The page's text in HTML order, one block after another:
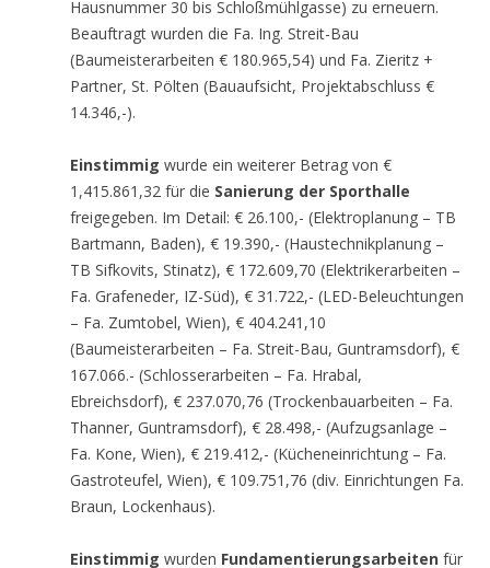
Hausnummer 30 bis Schloßmühlgasse) zu erneuern.
Beauftragt wurden die Fa. Ing. Streit-Bau
(Baumeisterarbeiten € 180.965,54) und Fa. Zieritz +
Partner, St. Pölten (Bauaufsicht, Projektabschluss €
14.346,-).
Einstimmig wurde ein weiterer Betrag von €
1,415.861,32 für die Sanierung der Sporthalle
freigegeben. Im Detail: € 26.100,- (Elektroplanung – TB
Bartmann, Baden), € 19.390,- (Haustechnikplanung –
TB Sifkovits, Stinatz), € 172.609,70 (Elektrikerarbeiten –
Fa. Grafeneder, IZ-Süd), € 31.722,- (LED-Beleuchtungen
– Fa. Zumtobel, Wien), € 404.241,10
(Baumeisterarbeiten – Fa. Streit-Bau, Guntramsdorf), €
167.066.- (Schlosserarbeiten – Fa. Hrabal,
Ebreichsdorf), € 237.070,76 (Trockenbauarbeiten – Fa.
Thanner, Guntramsdorf), € 28.498,- (Aufzugsanlage –
Fa. Kone, Wien), € 219.412,- (Kücheneinrichtung – Fa.
Gastroteufel, Wien), € 109.751,76 (div. Einrichtungen Fa.
Braun, Lockenhaus).
Einstimmig wurden Fundamentierungsarbeiten für